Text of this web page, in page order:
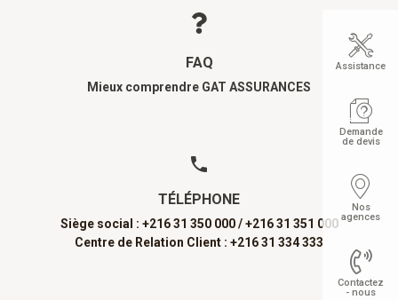
FAQ
Mieux comprendre GAT ASSURANCES
TÉLÉPHONE
Siège social : +216 31 350 000 / +216 31 351 000
Centre de Relation Client : +216 31 334 333
Assistance
Demande
de devis
Nos
agences
Contactez
- nous